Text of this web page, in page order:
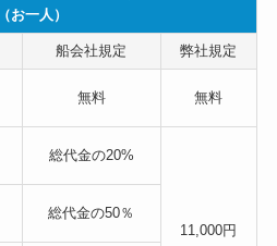
（お一人）
船会社規定 弊社規定
無料 無料
総代金の20%
11,000円
総代金の50％